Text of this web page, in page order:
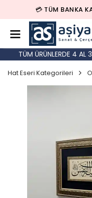
💳 TÜM BANKA
TÜM ÜRÜNLERDE 4 AL 3
Hat Eseri Kategorileri